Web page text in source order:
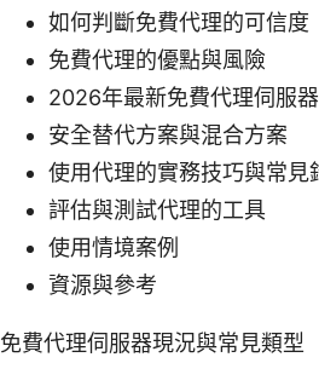
如何判斷免費代理的可信度
免費代理的優點與風險
2026年最新免費代理伺服
安全替代方案與混合方案
使用代理的實務技巧與常見
評估與測試代理的工具
使用情境案例
資源與參考
免費代理伺服器現況與常見類型